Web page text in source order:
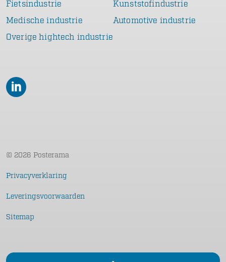
Fietsindustrie
Kunststofindustrie
Medische industrie
Automotive industrie
Overige hightech industrie
© 2026 Posterama
Privacyverklaring
Leveringsvoorwaarden
Sitemap